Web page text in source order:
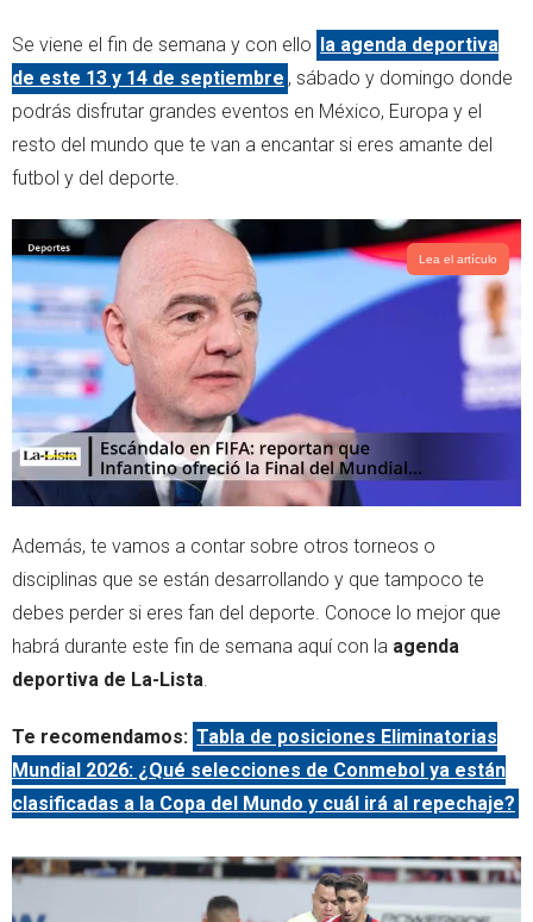
t
t
e
r
t
s
a
p
p
Se viene el fin de semana y con ello
la agenda deportiva
de este 13 y 14 de septiembre , sábado y domingo donde
podrás disfrutar grandes eventos en México, Europa y el
resto del mundo que te van a encantar si eres amante del
futbol y del deporte.
Lea el artículo
Además, te vamos a contar sobre otros torneos o
disciplinas que se están desarrollando y que tampoco te
debes perder si eres fan del deporte. Conoce lo mejor que
habrá durante este fin de semana aquí con la agenda
deportiva de La-Lista.
Te recomendamos: Tabla de posiciones Eliminatorias
Mundial 2026: ¿Qué selecciones de Conmebol ya están
clasificadas a la Copa del Mundo y cuál irá al repechaje?